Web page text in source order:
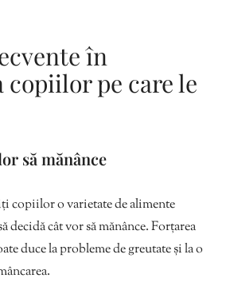
în
pe care le
să mănânce
copiilor o varietate de alimente
decidă cât vor să mănânce. Forțarea
duce la probleme de greutate și la o